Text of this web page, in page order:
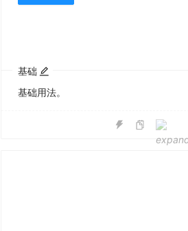
基础
基础用法。